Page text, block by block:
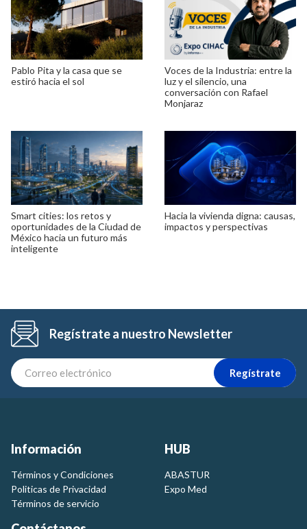
Pablo Pita y la casa que se
estiró hacia el sol
Voces de la Industria: entre la
luz y el silencio, una
conversación con Rafael
Monjaraz
Smart cities: los retos y
oportunidades de la Ciudad de
México hacia un futuro más
inteligente
Hacia la vivienda digna: causas,
impactos y perspectivas
Regístrate a nuestro Newsletter
Regístrate
Información
Términos y Condiciones
Politicas de Privacidad
Términos de servicio
HUB
ABASTUR
Expo Med